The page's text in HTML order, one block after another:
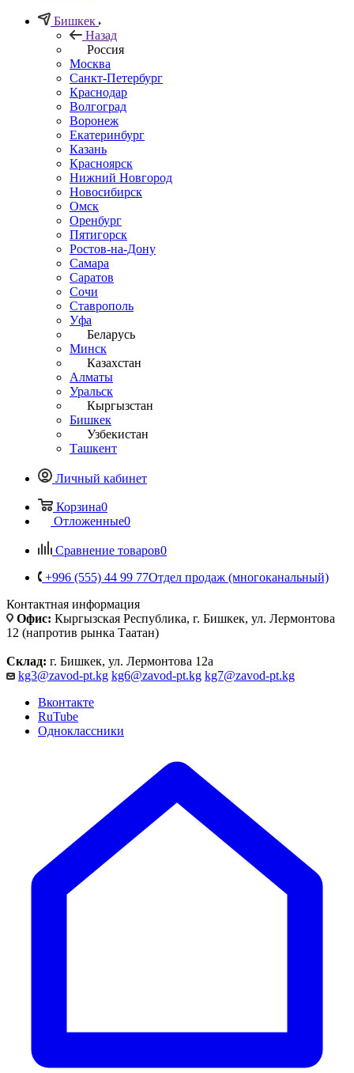
Бишкек
Назад
Россия
Москва
Санкт-Петербург
Краснодар
Волгоград
Воронеж
Екатеринбург
Казань
Красноярск
Нижний Новгород
Новосибирск
Омск
Оренбург
Пятигорск
Ростов-на-Дону
Самара
Саратов
Сочи
Ставрополь
Уфа
Беларусь
Минск
Казахстан
Алматы
Уральск
Кыргызстан
Бишкек
Узбекистан
Ташкент
Личный кабинет
Корзина0
Отложенные0
Сравнение товаров0
+996 (555) 44 99 77Отдел продаж (многоканальный)
Контактная информация
Офис: Кыргызская Республика, г. Бишкек, ул. Лермонтова
12 (напротив рынка Таатан)
Склад: г. Бишкек, ул. Лермонтова 12а
kg3@zavod-pt.kg kg6@zavod-pt.kg kg7@zavod-pt.kg
Вконтакте
RuTube
Одноклассники